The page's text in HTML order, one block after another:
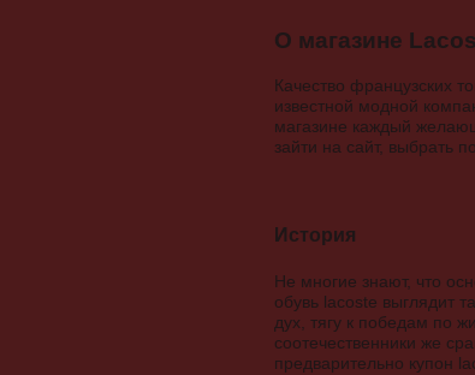
О магазине
Качество французских
известной модной
магазине каждый
зайти на сайт, выбрать
История
Не многие знают, что
обувь lacoste выглядит
дух, тягу к победам по
соотечественники же
предварительно купон